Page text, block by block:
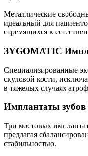
Металлические
идеальный для
стремящихся к
ЗYGOMATIC
Специализированные
скуловой кости,
в тяжелых случаях
Имплантаты зубов
Три мостовых
предлагая
стабильностью.